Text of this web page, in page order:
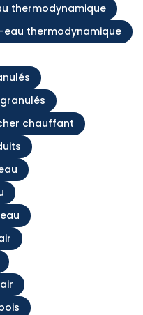
thermodynamique
thermodynamique
chauffant